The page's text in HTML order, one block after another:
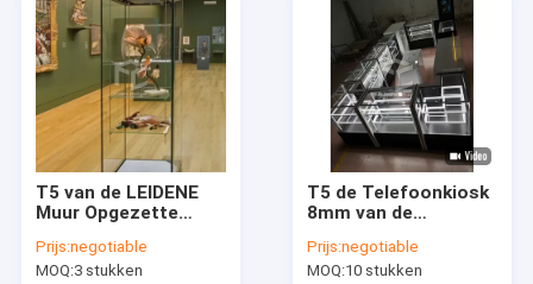
T5 van de LEIDENE
Muur Opgezette
Museumvertoning Dik
Aangemaakt Glas
Prijs:negotiable
MOQ:3 stukken
T5 de Telefoonkiosk
8mm van de
Aangemaakte
Showcase van de de
Prijs:negotiable
MOQ:10 stukken